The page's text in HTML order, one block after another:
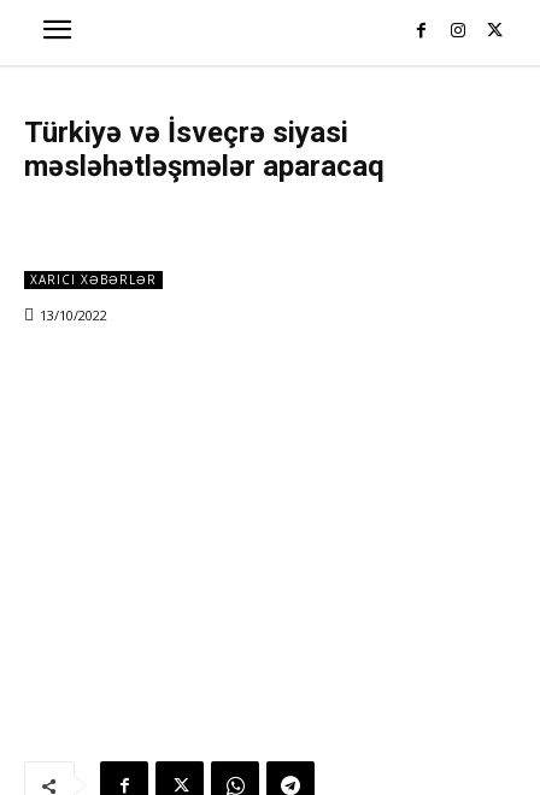
Türkiyə və İsveçrə siyasi
məsləhətləşmələr aparacaq
XARICI XƏBƏRLƏR
13/10/2022